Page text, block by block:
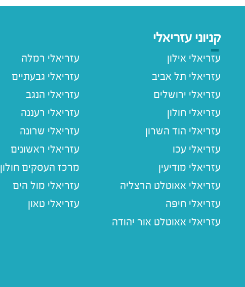
קניוני עזריאלי
עזריאלי אילון
עזריאלי תל אביב
עזריאלי ירושלים
עזריאלי חולון
עזריאלי הוד השרון
עזריאלי עכו
עזריאלי מודיעין
עזריאלי אאוטלט הרצליה
עזריאלי חיפה
עזריאלי אאוטלט אור יהודה
עזריאלי רמלה
עזריאלי גבעתיים
עזריאלי הנגב
עזריאלי רעננה
עזריאלי שרונה
עזריאלי ראשונים
מרכז העסקים חולון
עזריאלי מול הים
עזריאלי טאון